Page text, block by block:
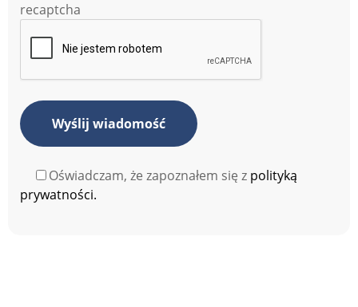
recaptcha
Oświadczam, że zapoznałem się z polityką
prywatności.